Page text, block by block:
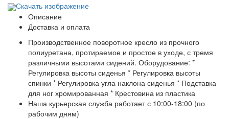
Скачать изображение
Описание
Доставка и оплата
Производственное поворотное кресло из прочного
полиуретана, протираемое и простое в уходе, с тремя
различными высотами сидений. Оборудование: *
Регулировка высоты сиденья * Регулировка высоты
спинки * Регулировка угла наклона сиденья * Подставка
для ног хромированная * Крестовина из пластика
Наша курьерская служба работает с 10:00-18:00 (по
рабочим дням)